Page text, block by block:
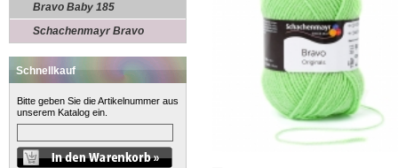
Bravo Baby 185
Schachenmayr Bravo
Schnellkauf
Bitte geben Sie die Artikelnummer aus
unserem Katalog ein.